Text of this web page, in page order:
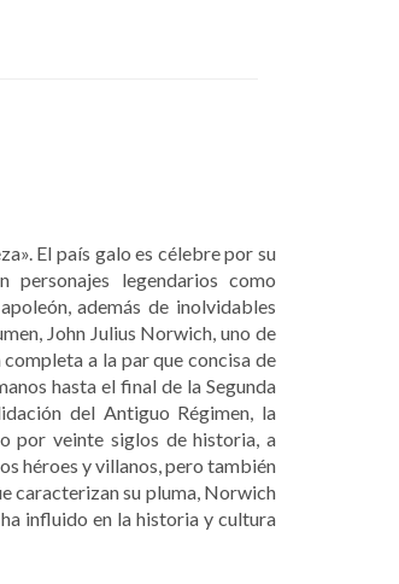
El país galo es célebre por su
legendarios como
además de inolvidables
John Julius Norwich, uno de
a la par que concisa de
hasta el final de la Segunda
del Antiguo Régimen, la
por veinte siglos de historia, a
héroes y villanos, pero también
caracterizan su pluma, Norwich
influido en la historia y cultura